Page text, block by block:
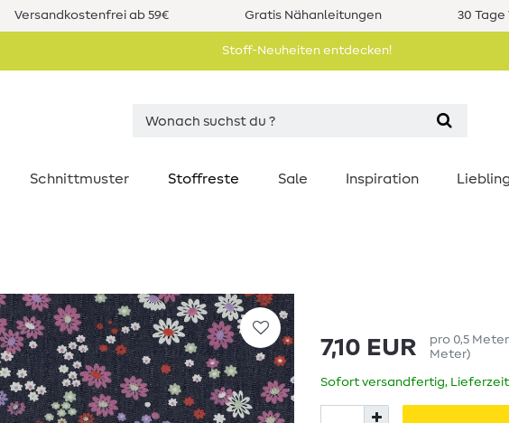
Versandkostenfrei ab 59€ Gratis Nähanleitungen 30
Stoff-Neuheiten entdecken!
Schnittmuster Stoffreste Sale Inspiration
7,10 EUR pro 0,5 Meter
Meter)
Sofort versandfertig,